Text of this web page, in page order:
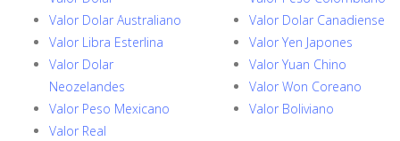
Valor Dolar Australiano
Valor Libra Esterlina
Valor Dolar
Neozelandes
Valor Peso Mexicano
Valor Real
Valor Dolar Canadiense
Valor Yen Japones
Valor Yuan Chino
Valor Won Coreano
Valor Boliviano